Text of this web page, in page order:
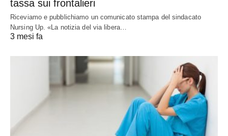
tassa sui frontalieri
Riceviamo e pubblichiamo un comunicato stampa del sindacato
Nursing Up. «La notizia del via libera…
3 mesi fa